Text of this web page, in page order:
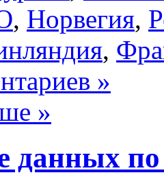
, Норвегия,
,
»
»
данных